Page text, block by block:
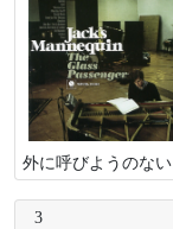
外に呼びようのな
3